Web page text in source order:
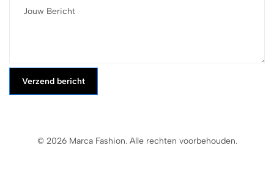
Verzend bericht
© 2026 Marca Fashion. Alle rechten voorbehouden.